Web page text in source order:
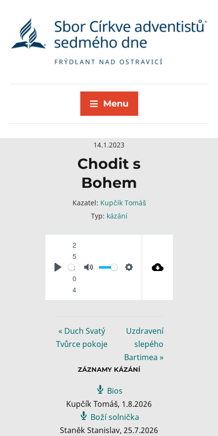
Menu
14.1.2023
Chodit s
Bohem
Kazatel: Kupčík Tomáš
Typ: kázání
P
2
5
:
0
4
M
S
n
s
« Duch Svatý
Tvůrce pokoje
Uzdravení
slepého
Bartimea »
ZÁZNAMY KÁZÁNÍ
Bios
Kupčík Tomáš, 1.8.2026
Boží solnička
Staněk Stanislav, 25.7.2026